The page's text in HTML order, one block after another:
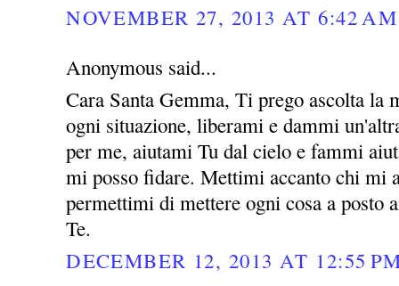
NOVEMBER 27, 2013 AT 6:42 AM
Anonymous said...
Cara Santa Gemma, Ti prego ascolta la
ogni situazione, liberami e dammi
per me, aiutami Tu dal cielo e fammi
mi posso fidare. Mettimi accanto chi mi
permettimi di mettere ogni cosa a posto
Te.
DECEMBER 12, 2013 AT 12:55